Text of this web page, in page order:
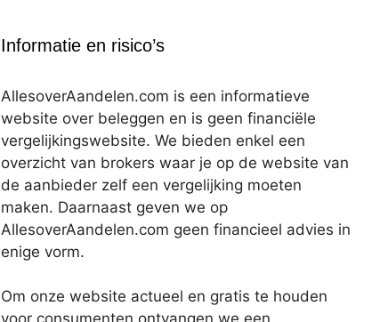
Informatie en risico’s
AllesoverAandelen.com is een informatieve
website over beleggen en is geen financiële
vergelijkingswebsite. We bieden enkel een
overzicht van brokers waar je op de website van
de aanbieder zelf een vergelijking moeten
maken. Daarnaast geven we op
AllesoverAandelen.com geen financieel advies in
enige vorm.
Om onze website actueel en gratis te houden